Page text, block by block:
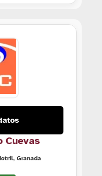
Cuevas
Granada